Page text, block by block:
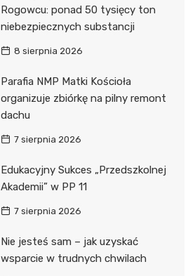
Rogowcu: ponad 50 tysięcy ton
niebezpiecznych substancji
8 sierpnia 2026
Parafia NMP Matki Kościoła
organizuje zbiórkę na pilny remont
dachu
7 sierpnia 2026
Edukacyjny Sukces „Przedszkolnej
Akademii” w PP 11
7 sierpnia 2026
Nie jesteś sam – jak uzyskać
wsparcie w trudnych chwilach